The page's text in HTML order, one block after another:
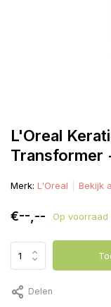
L'Oreal
Transformer
Merk: L'Oreal Bekijk
€--,-- Op voorraad
Delen